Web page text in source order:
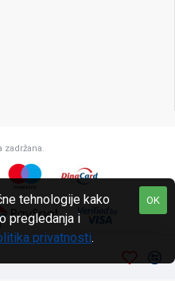
zadržana.
OK
tehnologije kako
pregledanja i
privatnosti.